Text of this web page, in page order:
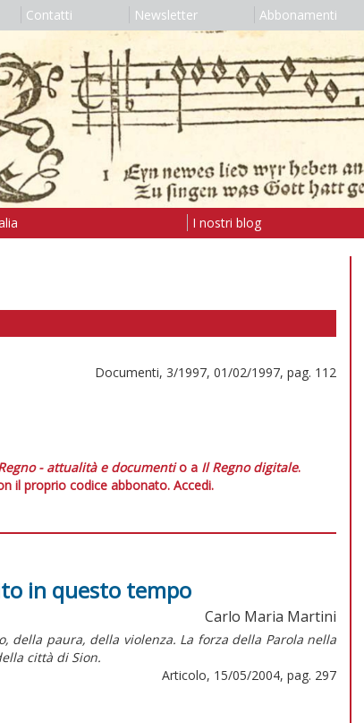
Contatti Newsletter Abbonamenti
I nostri blog
Documenti, 3/1997, 01/02/1997, pag. 112
- attualità e documentio a Il Regno digitale.
il proprio codice abbonato. Accedi.
in questo tempo
Carlo Maria Martini
paura, della violenza. La forza della Parola nella
città di Sion.
Articolo, 15/05/2004, pag. 297